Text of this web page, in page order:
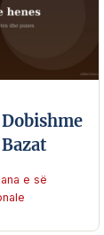
e së